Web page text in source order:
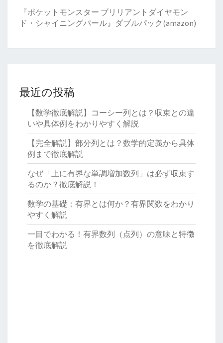
『ポケットモンスター ブリリアントダイヤモン
ド・シャイニングパール』ダブルパック(amazon)
最近の投稿
【数学徹底解説】コーシー列とは？収束との違
いや具体例をわかりやすく解説
【完全解説】部分列とは？数学的定義から具体
例まで徹底解説
なぜ「上に有界な単調増加数列」は必ず収束す
るのか？徹底解説！
数学の基礎：有界とは何か？有界関数をわかり
やすく解説
一目でわかる！有界数列（点列）の意味と特徴
を徹底解説